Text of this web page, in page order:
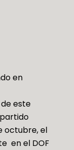
en
este
octubre, el
en el DOF